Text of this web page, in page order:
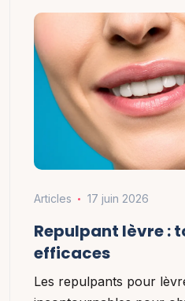
Articles 17 juin 2026
Repulpant lèvre :
efficaces
Les repulpants pour